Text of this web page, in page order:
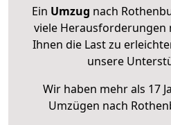
Ein Umzug nach
viele Herausforderungen
Ihnen die Last zu
unsere
Wir haben mehr als 17
Umzügen nach